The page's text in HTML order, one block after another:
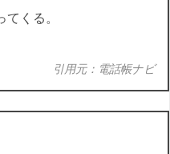
くる。
引用元：電話帳ナビ